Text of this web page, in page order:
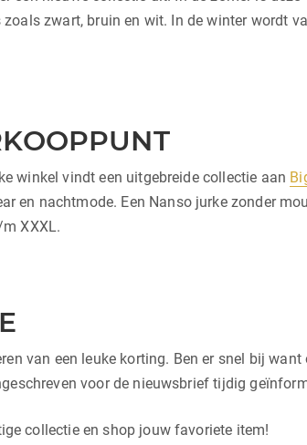
zwart, bruin en wit. In de winter wordt
winkel vindt een uitgebreide collectie aan
en nachtmode. Een Nanso jurke zonder
XXXL.
van een leuke korting. Ben er snel bij want
voor de nieuwsbrief tijdig
collectie en shop jouw favoriete item!